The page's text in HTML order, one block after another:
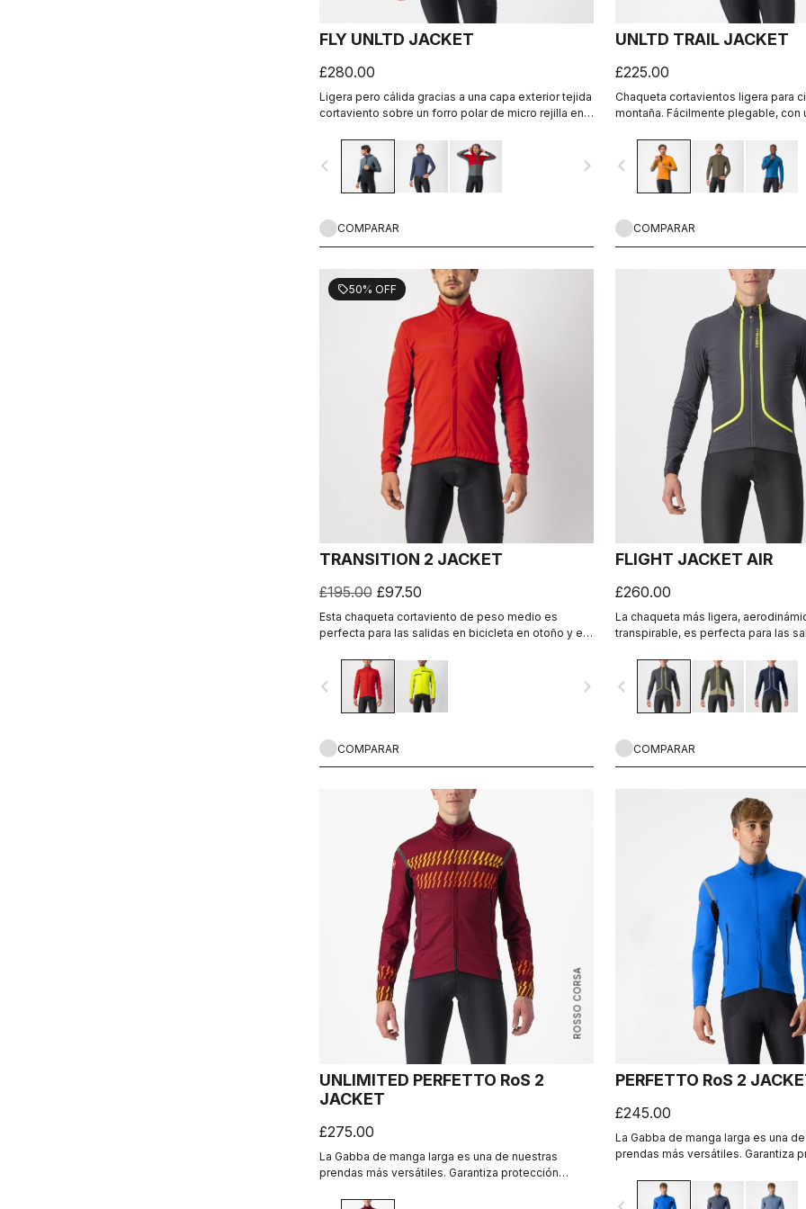
FLY UNLTD JACKET
£280.00
Ligera pero cálida gracias a una capa exterior tejida
cortaviento sobre un forro polar de micro rejilla en
informal fuera de ella.
navigate_before navigate_next
COMPARAR
UNLTD TRAIL JACKET
£225.00
Chaqueta cortavientos ligera para
montaña. Fácilmente plegable, con
trasera elástica y parcialmente
navigate_before
COMPARAR
sell50% OFF
TRANSITION 2 JACKET
£195.00 £97.50
Esta chaqueta cortaviento de peso medio es
perfecta para las salidas en bicicleta en otoño y en
frío, pero no quieres correr el riesgo de
sobrecalentar el cuerpo. El ajuste semiceñido y los
paneles reflectantes hacen que sea una chaqueta
realmente útil.
navigate_before navigate_next
COMPARAR
FLIGHT JACKET AIR
£260.00
La chaqueta más ligera,
transpirable, es perfecta para las
cuando hace frío. Sin membrana,
aislamiento Polartec® Alpha®.
navigate_before
COMPARAR
ROSSO CORSA
UNLIMITED PERFETTO RoS 2
JACKET
£275.00
La Gabba de manga larga es una de nuestras
prendas más versátiles. Garantiza protección
INFINIUM™ WINDSTOPPER®, protección contra el
PERFETTO RoS 2
£245.00
La Gabba de manga larga es una
prendas más versátiles. Garantiza
INFINIUM™ WINDSTOPPER®,
agua y elevada transpirabilidad. Con